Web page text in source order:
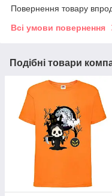
Повернення товару
Всі умови повернення
Подібні товари